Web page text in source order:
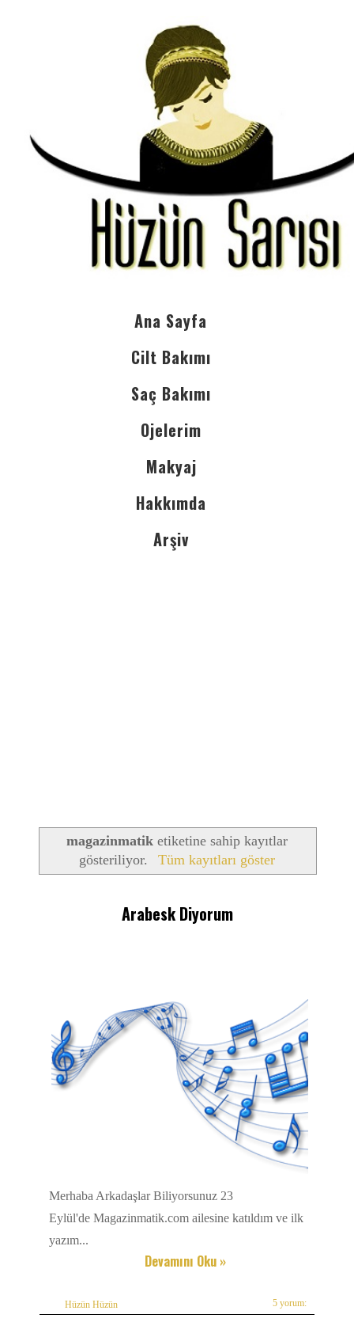
Ana Sayfa
Cilt Bakımı
Saç Bakımı
Ojelerim
Makyaj
Hakkımda
Arşiv
magazinmatik etiketine sahip kayıtlar
gösteriliyor.
Tüm kayıtları göster
Arabesk Diyorum
Merhaba Arkadaşlar Biliyorsunuz 23
Eylül'de Magazinmatik.com ailesine katıldım ve ilk
yazım...
Devamını Oku »
Hüzün Hüzün 5 yorum: